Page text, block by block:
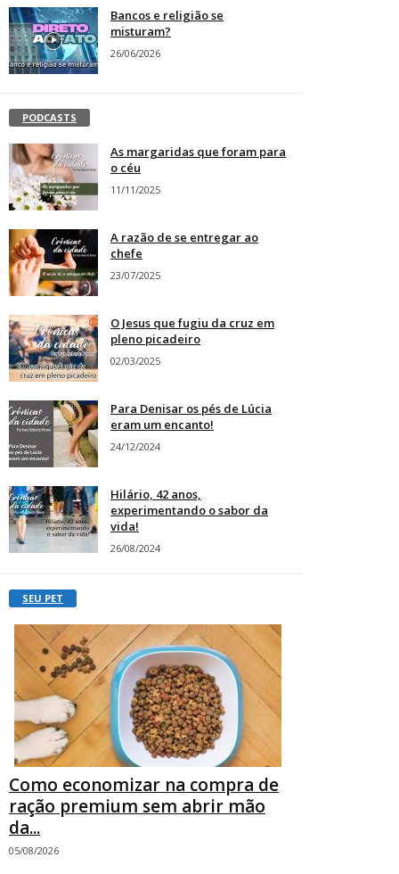
Bancos e religião se
misturam?
26/06/2026
PODCASTS
As margaridas que foram para
o céu
11/11/2025
A razão de se entregar ao
chefe
23/07/2025
O Jesus que fugiu da cruz em
pleno picadeiro
02/03/2025
Para Denisar os pés de Lúcia
eram um encanto!
24/12/2024
Hilário, 42 anos,
experimentando o sabor da
vida!
26/08/2024
SEU PET
Como economizar na compra de
ração premium sem abrir mão
da...
05/08/2026